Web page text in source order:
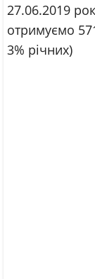
27.06.2019
отримуємо
3% річних)